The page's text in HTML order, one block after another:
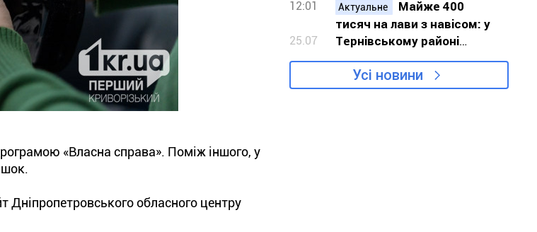
«Власна справа». Поміж іншого, у
Дніпропетровського обласного центру
Розі
12:01
25.07
Актуальне
Майже 400
тисяч на лави з навісом: у
Тернівському районі
Кривого Рогу закуплять 20
нових лав
Усі новини